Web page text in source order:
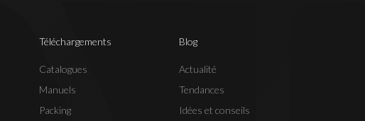
Téléchargements
Catalogues
Manuels
Packing
Blog
Actualité
Tendances
Idées et conseils